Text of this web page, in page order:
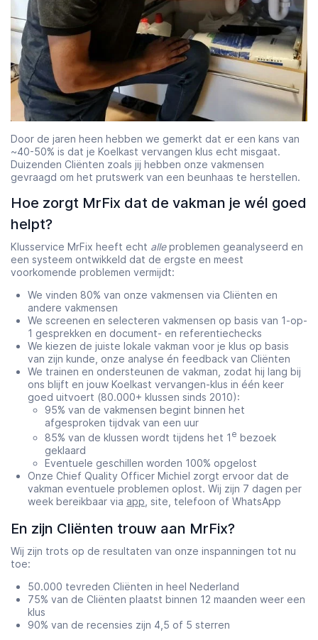
Door de jaren heen hebben we gemerkt dat er een kans van
~40-50% is dat je Koelkast vervangen klus echt misgaat.
Duizenden Cliënten zoals jij hebben onze vakmensen
gevraagd om het prutswerk van een beunhaas te herstellen.
Hoe zorgt MrFix dat de vakman je wél goed
helpt?
Klusservice MrFix heeft echt alleproblemen geanalyseerd en
een systeem ontwikkeld dat de ergste en meest
voorkomende problemen vermijdt:
We vinden 80% van onze vakmensen via Cliënten en
andere vakmensen
We screenen en selecteren vakmensen op basis van 1-op-
1 gesprekken en document- en referentiechecks
We kiezen de juiste lokale vakman voor je klus op basis
van zijn kunde, onze analyse én feedback van Cliënten
We trainen en ondersteunen de vakman, zodat hij lang bij
ons blijft en jouw Koelkast vervangen-klus in één keer
goed uitvoert (80.000+ klussen sinds 2010):
95% van de vakmensen begint binnen het
afgesproken tijdvak van een uur
85% van de klussen wordt tijdens het 1 e bezoek
geklaard
Eventuele geschillen worden 100% opgelost
Onze Chief Quality Officer Michiel zorgt ervoor dat de
vakman eventuele problemen oplost. Wij zijn 7 dagen per
week bereikbaar via app , site, telefoon of WhatsApp
En zijn Cliënten trouw aan MrFix?
Wij zijn trots op de resultaten van onze inspanningen tot nu
toe:
50.000 tevreden Cliënten in heel Nederland
75% van de Cliënten plaatst binnen 12 maanden weer een
klus
90% van de recensies zijn 4,5 of 5 sterren